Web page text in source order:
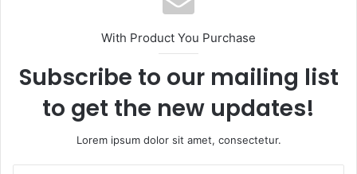
With Product You Purchase
Subscribe to our mailing list
to get the new updates!
Lorem ipsum dolor sit amet, consectetur.